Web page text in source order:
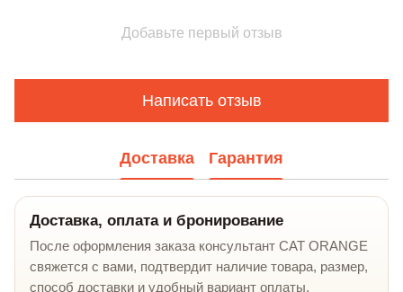
Добавьте первый отзыв
Написать отзыв
Доставка Гарантия
Доставка, оплата и бронирование
После оформления заказа консультант CAT ORANGE
свяжется с вами, подтвердит наличие товара, размер,
способ доставки и удобный вариант оплаты.